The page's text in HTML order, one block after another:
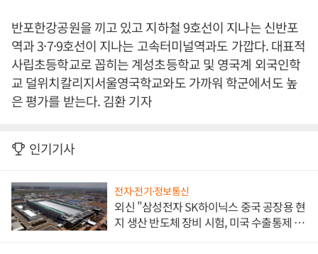
반포한강공원을 끼고 있고 지하철 9호선이 지나는 신반포
역과 3·7·9호선이 지나는 고속터미널역과도 가깝다. 대표적
사립초등학교로 꼽히는 계성초등학교 및 영국계 외국인학
교 덜위치칼리지서울영국학교와도 가까워 학군에서도 높
은 평가를 받는다. 김환 기자
인기기사
전자·전기·정보통신
외신 "삼성전자 SK하이닉스 중국 공장용 현
지 생산 반도체 장비 시험, 미국 수출통제 대